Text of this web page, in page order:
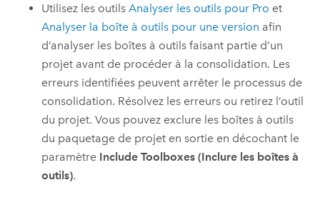
Utilisez les outilsAnalyser les outils pour Pro et
Analyser la boîte à outils pour une version afin
d’analyser les boîtes à outils faisant partie d’un
projet avant de procéder à la consolidation. Les
erreurs identifiées peuvent arrêter le processus de
consolidation. Résolvez les erreurs ou retirez l’outil
du projet. Vous pouvez exclure les boîtes à outils
du paquetage de projet en sortie en décochant le
paramètre Include Toolboxes (Inclure les boîtes à
outils).